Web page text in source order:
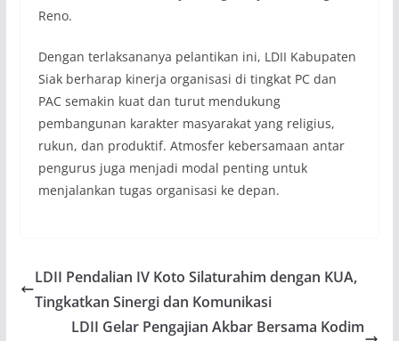
Reno.
Dengan terlaksananya pelantikan ini, LDII Kabupaten
Siak berharap kinerja organisasi di tingkat PC dan
PAC semakin kuat dan turut mendukung
pembangunan karakter masyarakat yang religius,
rukun, dan produktif. Atmosfer kebersamaan antar
pengurus juga menjadi modal penting untuk
menjalankan tugas organisasi ke depan.
LDII Pendalian IV Koto Silaturahim dengan KUA,
Tingkatkan Sinergi dan Komunikasi
LDII Gelar Pengajian Akbar Bersama Kodim